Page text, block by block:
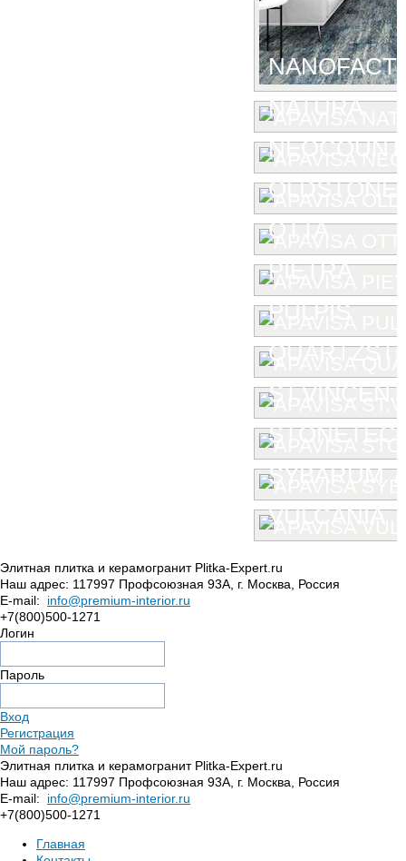
NATURA
OLDSTONE
OTTA
PIETRA
PULPIS
ST.VINCENT
SYBARUM
VULCANIA
Элитная плитка и керамогранит Plitka-Expert.ru
Наш адрес: 117997 Профсоюзная 93А г. Москва
Россия
E-mail:
info@premium-interior.ru
+7(800)500-1271
Логин
Пароль
Вход
Регистрация
Мой пароль?
Элитная плитка и керамогранит Plitka-Expert.ru
Наш адрес: 117997 Профсоюзная 93А г. Москва
Россия
E-mail:
info@premium-interior.ru
+7(800)500-1271
Главная